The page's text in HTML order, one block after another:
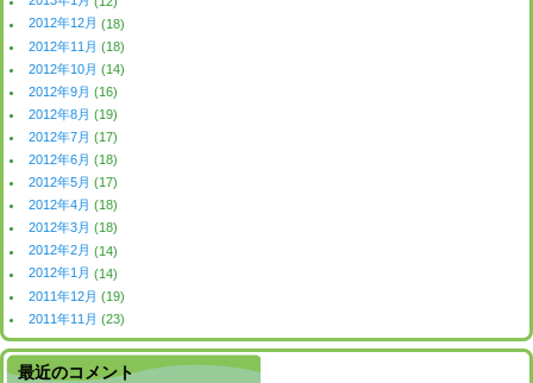
2012年12月 (18)
2012年11月 (18)
2012年10月 (14)
2012年9月 (16)
2012年8月 (19)
2012年7月 (17)
2012年6月 (18)
2012年5月 (17)
2012年4月 (18)
2012年3月 (18)
2012年2月 (14)
2012年1月 (14)
2011年12月 (19)
2011年11月 (23)
最近のコメント